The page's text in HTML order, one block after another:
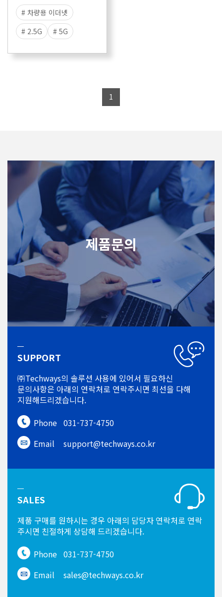
# 차량용 이더넷
# 2.5G
# 5G
1
제품문의
SUPPORT
㈜Techways의 솔루션 사용에 있어서 필요하신
문의사항은 아래의 연락처로 연락주시면 최선을 다해
지원해드리겠습니다.
Phone 031-737-4750
Email
support@techways.co.kr
SALES
제품 구매를 원하시는 경우 아래의 담당자 연락처로 연락
주시면 친절하게 상담해 드리겠습니다.
Phone 031-737-4750
Email
sales@techways.co.kr